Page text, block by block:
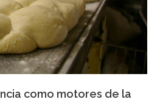
como motores de la